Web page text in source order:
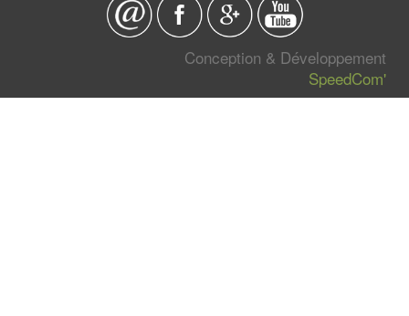
Conception & Développement
SpeedCom'